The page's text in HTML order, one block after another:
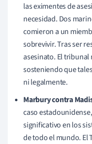
las eximentes de
necesidad. Dos
comieron a un
sobrevivir. Tras ser
asesinato. El tribunal
sosteniendo que
ni legalmente.
Marbury contra
caso
significativo en los
de todo el mundo. El